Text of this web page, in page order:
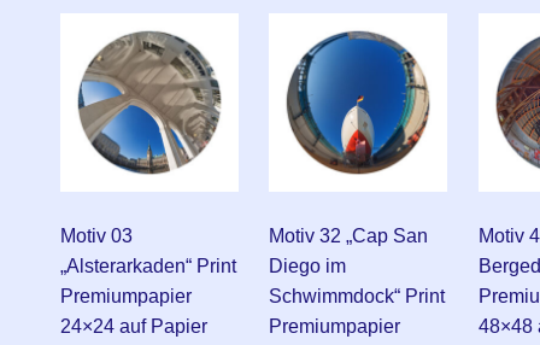
Motiv 03
„Alsterarkaden“ Print
Premiumpapier
24×24 auf Papier
Motiv 32 „Cap San
Diego im
Schwimmdock“ Print
Premiumpapier
Motiv
48×48